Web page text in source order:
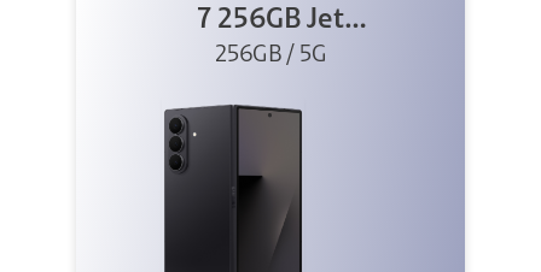
7 256GB Jet
Black
256GB / 5G